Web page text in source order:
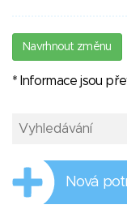
Navrhnout změnu
* Informace jsou
Nová